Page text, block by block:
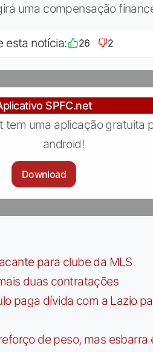
uma compensação
esta notícia: 26 2
SPFC.net
tem uma aplicação gratuita
android!
Download
para clube da MLS
duas contratações
paga dívida com a Lazio
de peso, mas esbarra